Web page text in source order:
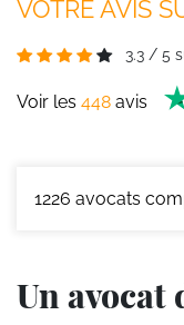
VOTRE AVIS
3.3 / 5
Voir les 448 avis
1226 avocats
Un avocat